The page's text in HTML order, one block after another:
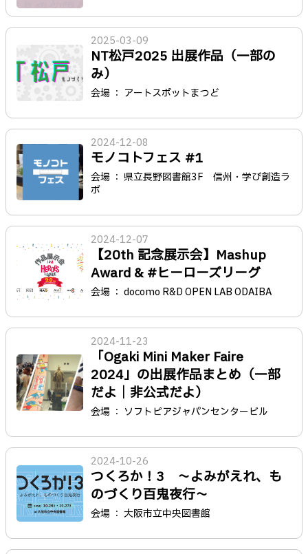
2025-03-09
NT松戸2025 出展作品（一部の
み）
会場 ： アートスポットまつど
2024-12-08
モノコトフェス #1
会場 ： 県立長野図書館3F 信州・学び創造ラ
ボ
2024-12-07
【20th 記念展示会】Mashup
Award & #ヒーローズリーグ
会場 ： docomo R&D OPEN LAB ODAIBA
2024-11-23
「Ogaki Mini Maker Faire
2024」の出展作品まとめ（一部
だよ｜非公式だよ）
会場 ： ソフトピアジャパンセンタービル
2024-10-26
つくろか！3 〜よみがえれ、も
のづくり百鬼夜行〜
会場 ： 大阪市立中央図書館